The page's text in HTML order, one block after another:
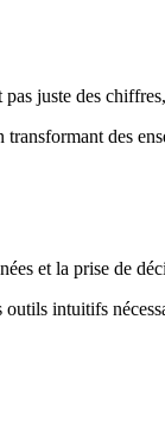
juste des
des
et la prise de
intuitifs